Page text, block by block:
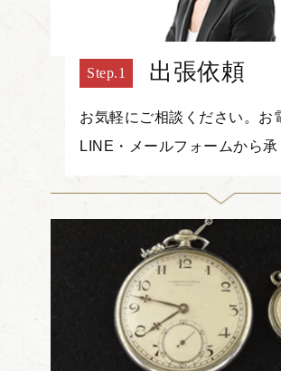
出張依頼
お気軽にご相談ください。お
LINE・メールフォームから承